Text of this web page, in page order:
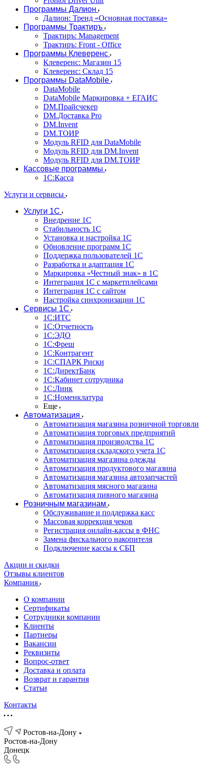
Программы Далион
Далион: Тренд «Основная поставка»
Программы Трактиръ
Трактиръ: Management
Трактиръ: Front - Office
Программы Клеверенс
Клеверенс: Магазин 15
Клеверенс: Склад 15
Программы DataMobile
DataMobile
DataMobile Маркировка + ЕГАИС
DM.Прайсчекер
DM.Доставка Pro
DM.Invent
DM.ТОИР
Модуль RFID для DataMobile
Модуль RFID для DM.Invent
Модуль RFID для DM.ТОИР
Кассовые программы
1С:Касса
Услуги и сервисы
Услуги 1С
Внедрение 1С
Стабильность 1С
Установка и настройка 1С
Обновление программ 1С
Поддержка пользователей 1С
Разработка и адаптация 1С
Маркировка «Честный знак» в 1С
Интеграция 1С с маркетплейсами
Интеграция 1С с сайтом
Настройка синхронизации 1С
Сервисы 1С
1С:ИТС
1С:Отчетность
1С:ЭДО
1С:Фреш
1С:Контрагент
1С:CПАРК Риски
1С:ДиректБанк
1С:Кабинет сотрудника
1С:Линк
1С:Номенклатура
Еще
Автоматизация
Автоматизация магазина розничной торговли
Автоматизация торговых предприятий
Автоматизация производства 1С
Автоматизация складского учета 1C
Автоматизация магазина одежды
Автоматизация продуктового магазина
Автоматизация магазина автозапчастей
Автоматизация мясного магазина
Автоматизация пивного магазина
Розничным магазинам
Обслуживание и поддержка касс
Массовая коррекция чеков
Регистрация онлайн-кассы в ФНС
Замена фискального накопителя
Подключение кассы к СБП
Акции и скидки
Отзывы клиентов
Компания
О компании
Сертификаты
Сотрудники компании
Клиенты
Партнеры
Вакансии
Реквизиты
Вопрос-ответ
Доставка и оплата
Возврат и гарантия
Статьи
Контакты
Ростов-на-Дону
Ростов-на-Дону
Донецк